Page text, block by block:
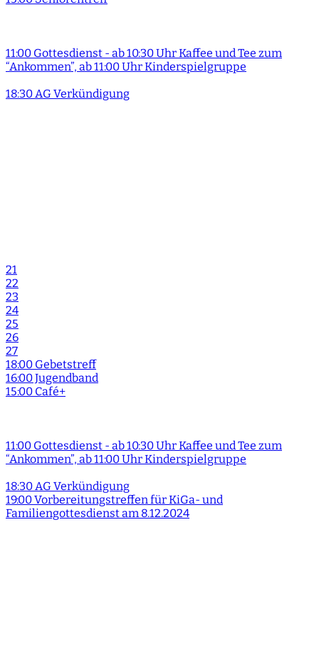
11:00 Gottesdienst - ab 10:30 Uhr Kaffee und Tee zum
“Ankommen”, ab 11:00 Uhr Kinderspielgruppe
18:30 AG Verkündigung
21
22
23
24
25
26
27
18:00 Gebetstreff
16:00 Jugendband
15:00 Café+
11:00 Gottesdienst - ab 10:30 Uhr Kaffee und Tee zum
“Ankommen”, ab 11:00 Uhr Kinderspielgruppe
18:30 AG Verkündigung
19:00 Vorbereitungstreffen für KiGa- und
Familiengottesdienst am 8.12.2024